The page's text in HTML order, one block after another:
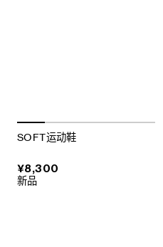
SOFT运动鞋
¥8,300
新品